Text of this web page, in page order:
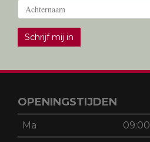
Schrijf mij in
OPENINGSTIJDEN
Ma 09:00